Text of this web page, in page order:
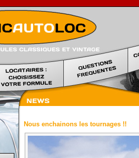
Nous enchainons les tournages !!